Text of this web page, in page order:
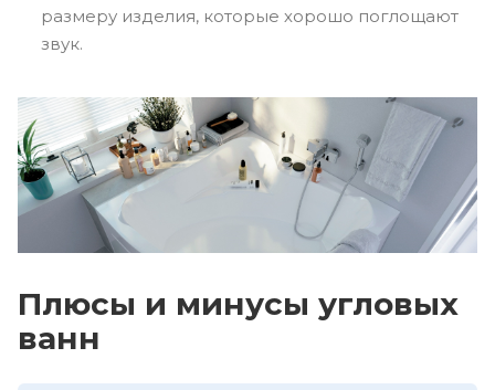
размеру изделия, которые хорошо поглощают
звук.
Плюсы и минусы угловых
ванн